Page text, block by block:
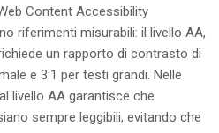
Content Accessibility
riferimenti misurabili: il livello AA,
un rapporto di contrasto di
e 3:1 per testi grandi. Nelle
livello AA garantisce che
sempre leggibili, evitando che